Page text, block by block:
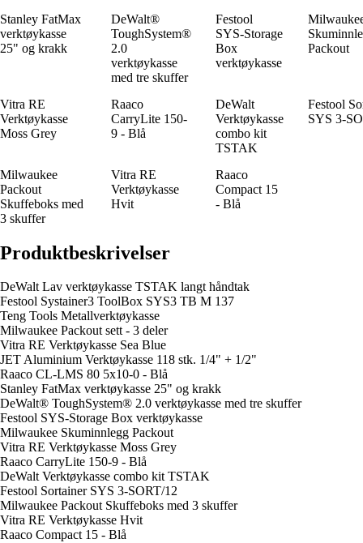
Stanley FatMax
verktøykasse
25" og krakk
DeWalt®
ToughSystem®
2.0
verktøykasse
med tre skuffer
Festool
SYS-Storage
Box
verktøykasse
Packout
Vitra RE
Verktøykasse
Moss Grey
Raaco
CarryLite 150-
9 - Blå
DeWalt
Verktøykasse
combo kit
TSTAK
Festool
SYS 3-
Milwaukee
Packout
Skuffeboks med
3 skuffer
Vitra RE
Verktøykasse
Hvit
Raaco
Compact 15
- Blå
Produktbeskrivelser
DeWalt Lav verktøykasse TSTAK langt håndtak
Festool Systainer3 ToolBox SYS3 TB M 137
Teng Tools Metallverktøykasse
Milwaukee Packout sett - 3 deler
Vitra RE Verktøykasse Sea Blue
JET Aluminium Verktøykasse 118 stk. 1/4" + 1/2"
Raaco CL-LMS 80 5x10-0 - Blå
Stanley FatMax verktøykasse 25" og krakk
DeWalt® ToughSystem® 2.0 verktøykasse med tre skuffer
Festool SYS-Storage Box verktøykasse
Milwaukee Skuminnlegg Packout
Vitra RE Verktøykasse Moss Grey
Raaco CarryLite 150-9 - Blå
DeWalt Verktøykasse combo kit TSTAK
Festool Sortainer SYS 3-SORT/12
Milwaukee Packout Skuffeboks med 3 skuffer
Vitra RE Verktøykasse Hvit
Raaco Compact 15 - Blå